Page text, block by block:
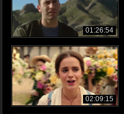
01:26:54
02:09:15